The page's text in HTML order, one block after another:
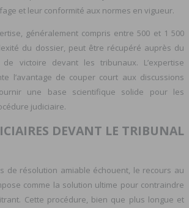
et leur conformité aux normes en vigueur.
généralement compris entre 500 et 1 500
du dossier, peut être récupéré auprès du
victoire devant les tribunaux. L’expertise
l’avantage de couper court aux discussions
une base scientifique solide pour les
judiciaire.
DEVANT LE TRIBUNAL
de résolution amiable échouent, le recours au
comme la solution ultime pour contraindre
Cette procédure, bien que plus longue et